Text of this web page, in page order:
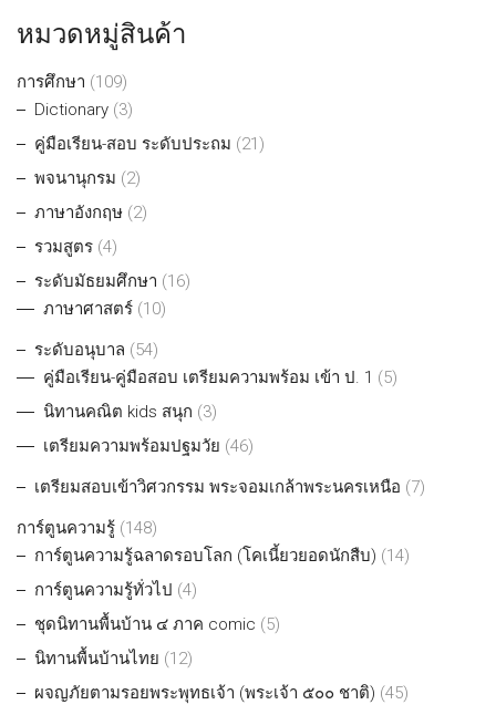
หมวดหมู่สินค้า
การศึกษา (109)
Dictionary (3)
คู่มือเรียน-สอบ ระดับประถม (21)
พจนานุกรม (2)
ภาษาอังกฤษ (2)
รวมสูตร (4)
ระดับมัธยมศึกษา (16)
ภาษาศาสตร์ (10)
ระดับอนุบาล (54)
คู่มือเรียน-คู่มือสอบ เตรียมความพร้อม เข้า ป. 1 (5)
นิทานคณิต kids สนุก (3)
เตรียมความพร้อมปฐมวัย (46)
เตรียมสอบเข้าวิศวกรรม พระจอมเกล้าพระนครเหนือ (7)
การ์ตูนความรู้ (148)
การ์ตูนความรู้ฉลาดรอบโลก (โคเนี้ยวยอดนักสืบ) (14)
การ์ตูนความรู้ทั่วไป (4)
ชุดนิทานพื้นบ้าน ๔ ภาค comic (5)
นิทานพื้นบ้านไทย (12)
ผจญภัยตามรอยพระพุทธเจ้า (พระเจ้า ๕๐๐ ชาติ) (45)